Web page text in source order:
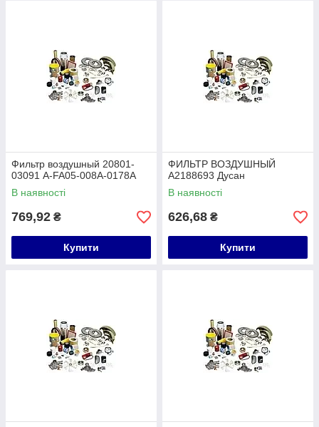
Фильтр воздушный 20801-
03091 A-FA05-008A-0178A
В наявності
769,92 ₴
Купити
ФИЛЬТР ВОЗДУШНЫЙ
A2188693 Дусан
В наявності
626,68 ₴
Купити